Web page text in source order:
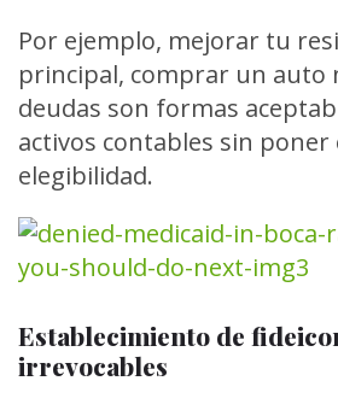
Por ejemplo, mejorar tu
principal, comprar un auto
deudas son formas
activos contables sin poner
elegibilidad.
Establecimiento de
irrevocables